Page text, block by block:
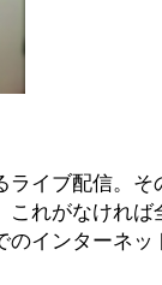
イブ配信。
れがなけれ
インターネ